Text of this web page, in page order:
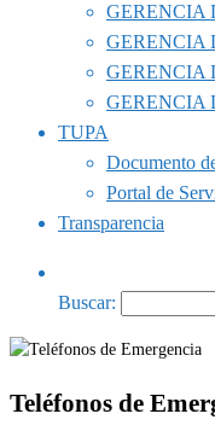
GERENCIA
GERENCIA
GERENCIA
GERENCIA
TUPA
Documento
Portal de
Transparencia
Buscar:
Teléfonos de